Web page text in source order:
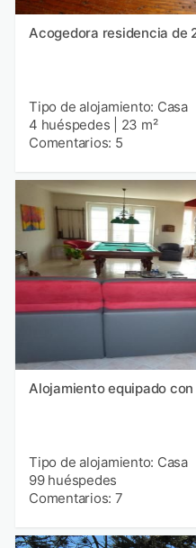
Acogedora residencia de
Tipo de alojamiento: Casa
4 huéspedes
23 m²
Comentarios: 5
Alojamiento equipado
Tipo de alojamiento: Casa
99 huéspedes
Comentarios: 7